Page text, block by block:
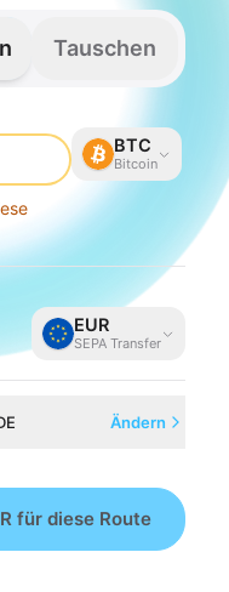
Tauschen
BTC
Bitcoin
EUR
SEPA Transfer
Ändern
für diese Route